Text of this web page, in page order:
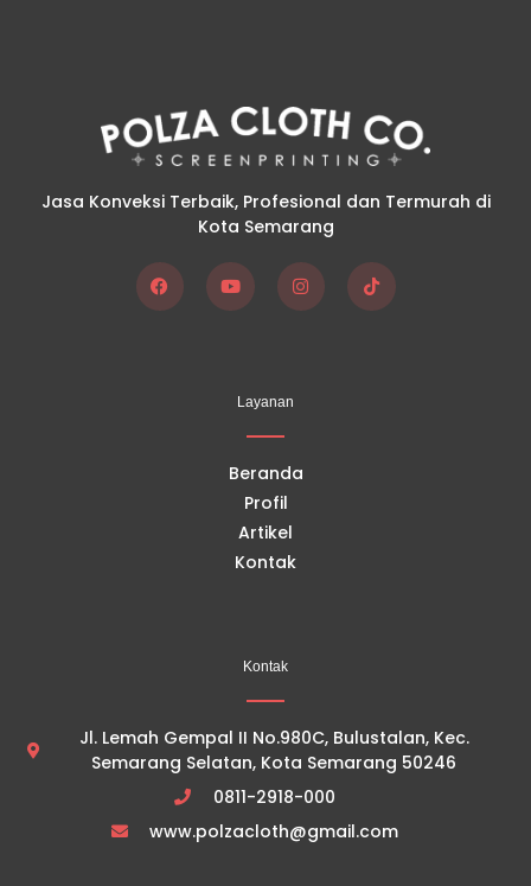
Jasa Konveksi Terbaik, Profesional dan Termurah di
Kota Semarang
F
a
Y
o
I
n
T
i
Layanan
Beranda
Profil
Artikel
Kontak
Kontak
Jl. Lemah Gempal II No.980C, Bulustalan, Kec.
Semarang Selatan, Kota Semarang 50246
0811-2918-000
www.polzacloth@gmail.com